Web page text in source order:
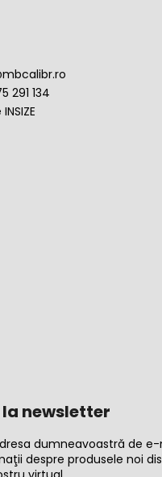
mbcalibr.ro
291 134
newsletter
dumneavoastră de
despre produsele noi